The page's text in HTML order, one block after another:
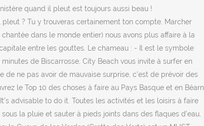
quand il pleut est toujours aussi beau !
pleut ? Tu y trouveras certainement ton compte. Marcher
dans le monde entier) nous avons plus affaire à la
entre les gouttes. Le chameau : - Il est le symbole
de Biscarrosse, City Beach vous invite à surfer en
de ne pas avoir de mauvaise surprise, c'est de prévoir des
le Top 10 des choses à faire au Pays Basque et en Béarn
advisable to do it. Toutes les activités et les loisirs à faire
la pluie et sauter à pieds joints dans des flaques d’eau,